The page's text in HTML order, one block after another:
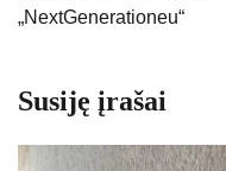
„NextGenerationeu“
Susiję įrašai